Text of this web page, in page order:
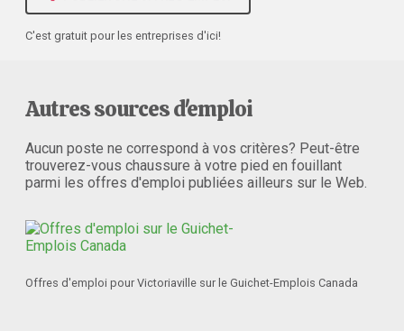
C'est gratuit pour les entreprises d'ici!
Autres sources d'emploi
Aucun poste ne correspond à vos critères? Peut-être
trouverez-vous chaussure à votre pied en fouillant
parmi les offres d'emploi publiées ailleurs sur le Web.
Offres d'emploi pour Victoriaville sur le Guichet-Emplois Canada